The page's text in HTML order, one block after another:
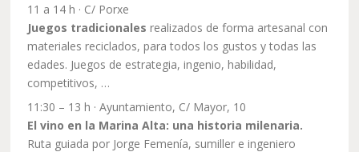
11 a 14 h · C/ Porxe
Juegos tradicionales realizados de forma artesanal con
materiales reciclados, para todos los gustos y todas las
edades. Juegos de estrategia, ingenio, habilidad,
competitivos, …
11:30 – 13 h · Ayuntamiento, C/ Mayor, 10
El vino en la Marina Alta: una historia milenaria.
Ruta guiada por Jorge Femenía, sumiller e ingeniero